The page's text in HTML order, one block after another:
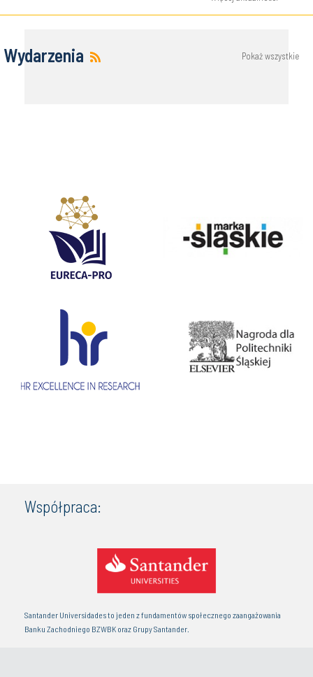
Wydarzenia Pokaż wszystkie
Współpraca:
Santander Universidades to jeden z fundamentów społecznego zaangażowania
Banku Zachodniego BZWBK oraz Grupy Santander.